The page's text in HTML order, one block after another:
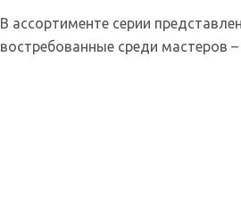
В ассортименте серии
востребованные среди мастеров